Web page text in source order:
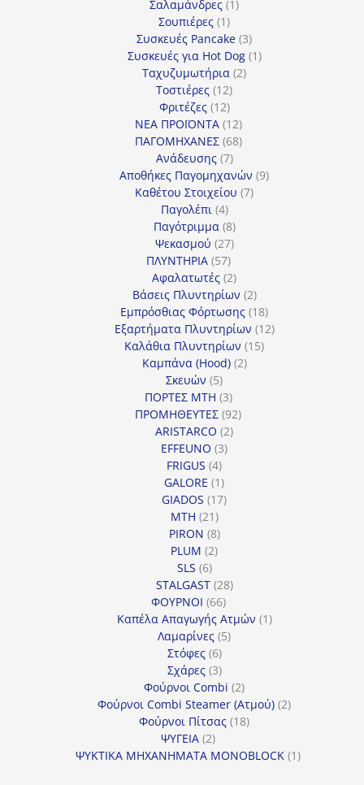
προϊόντα
Σαλαμάνδρες 11
Σουπιέρες 11
προϊόν
Συσκευές Pancake 33
προϊόντα
Συσκευές για Hot Dog 11
Ταχυζυμωτήρια 22
Τοστιέρες 1212
προϊόντα
Φριτέζες 1212
προϊόντα
ΝΕΑ ΠΡΟΪΟΝΤΑ 1212
προϊόντα
ΠΑΓΟΜΗΧΑΝΕΣ 6868
Ανάδευσης 77
προϊόντα
Αποθήκες Παγομηχανών 99
Καθέτου Στοιχείου 77
Παγολέπι 44
προϊόντα
Παγότριμμα 88
προϊόντα
Ψεκασμού 2727
προϊόντα
ΠΛΥΝΤΗΡΙΑ 5757
προϊόντα
Αφαλατωτές 22
προϊόντα
Βάσεις Πλυντηρίων 22
προϊόντα
Εμπρόσθιας Φόρτωσης 1818
προϊόντα
Εξαρτήματα Πλυντηρίων 1212
Καλάθια Πλυντηρίων 1515
Καμπάνα (Hood) 22
Σκευών 55
προϊόντα
ΠΟΡΤΕΣ MTH 33
προϊόντα
ΠΡΟΜΗΘΕΥΤΕΣ 9292
ARISTARCO 22
EFFEUNO 33
FRIGUS 44
προϊόντα
GALORE 11
προϊόν
GIADOS 1717
MTH 2121
προϊόντα
PIRON 88
προϊόντα
PLUM 22
SLS 66
προϊόντα
STALGAST 2828
ΦΟΥΡΝΟΙ 6666
προϊόντα
Καπέλα Απαγωγής Ατμών 11
Λαμαρίνες 55
Στόφες 66
προϊόντα
Σχάρες 33
προϊόντα
Φούρνοι Combi 22
προϊόντα
Φούρνοι Combi Steamer (Ατμού) 22
Φούρνοι Πίτσας 1818
ΨΥΓΕΙΑ 22
προϊόντα
ΨΥΚΤΙΚΑ ΜΗΧΑΝΗΜΑΤΑ MONOBLOCK 11